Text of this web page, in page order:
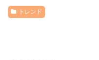
トレンド